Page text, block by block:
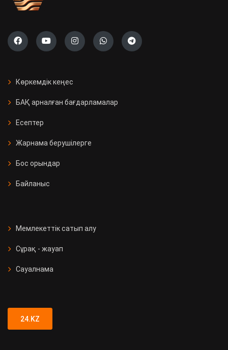
Көркемдік кеңес
БАҚ арналған бағдарламалар
Есептер
Жарнама берушілерге
Бос орындар
Байланыс
Мемлекеттік сатып алу
Сұрақ - жауап
Сауалнама
24.KZ